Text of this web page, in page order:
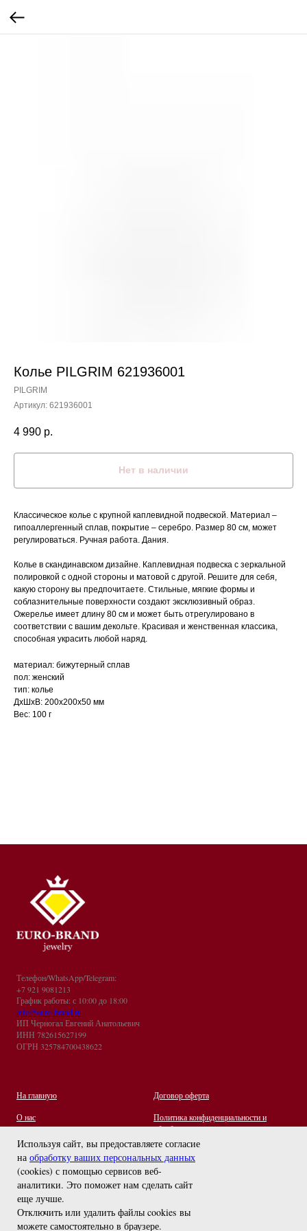
Колье PILGRIM 621936001
PILGRIM
Артикул: 621936001
4 990 р.
Нет в наличии
Классическое колье с крупной каплевидной подвеской. Материал –
гипоаллергенный сплав, покрытие – серебро. Размер 80 см, может
регулироваться. Ручная работа. Дания.
Колье в скандинавском дизайне. Каплевидная подвеска с зеркальной
полировкой с одной стороны и матовой с другой. Решите для себя,
какую сторону вы предпочитаете. Стильные, мягкие формы и
соблазнительные поверхности создают эксклюзивный образ.
Ожерелье имеет длину 80 см и может быть отрегулировано в
соответствии с вашим декольте. Красивая и женственная классика,
способная украсить любой наряд.
материал: бижутерный сплав
пол: женский
тип: колье
ДxШxВ: 200x200x50 мм
Вес: 100 г
задайте вопрос
Используя сайт, вы предоставляете согласие
на обработку ваших персональных данных
(cookies) с помощью сервисов веб-
аналитики. Это поможет нам сделать сайт
еще лучше.
Отключить или удалить файлы cookies вы
можете самостоятельно в браузере.
Телефон/WhatsApp/Telegram:
+7 921 9081213
График работы: с 10:00 до 18:00
info@euro-brand.ru
ИП Черногал Евгений Анатольевич
ИНН 782615627199
ОГРН 325784700438622
На главную
О нас
Контакты
Отзывы
Договор оферта
Политика конфиденциальности и
обработки персональных данных
Оплата и Доставка